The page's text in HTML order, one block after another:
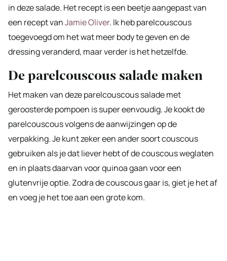
in deze salade. Het recept is een beetje aangepast van
een recept vanJamie Oliver. Ik heb parelcouscous
toegevoegd om het wat meer body te geven en de
dressing veranderd, maar verder is het hetzelfde.
De parelcouscous salade maken
Het maken van deze parelcouscous salade met
geroosterde pompoen is super eenvoudig. Je kookt de
parelcouscous volgens de aanwijzingen op de
verpakking. Je kunt zeker een ander soort couscous
gebruiken als je dat liever hebt of de couscous weglaten
en in plaats daarvan voor quinoa gaan voor een
glutenvrije optie. Zodra de couscous gaar is, giet je het af
en voeg je het toe aan een grote kom.